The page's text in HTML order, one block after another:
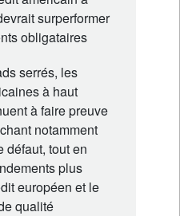
surperformer
obligataires
serrés, les
à haut
à faire preuve
notamment
défaut, tout en
plus
européen et le
qualité